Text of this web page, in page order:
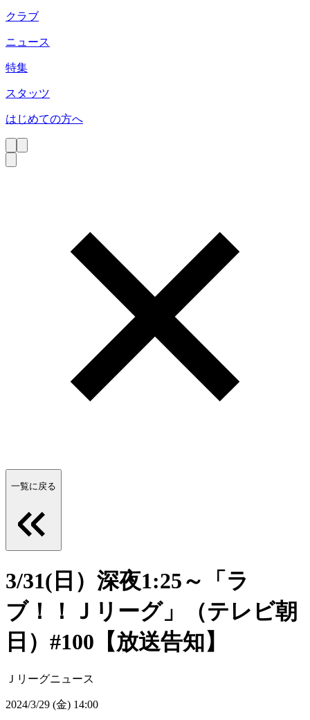
クラブ
ニュース
特集
スタッツ
はじめての方へ
一覧に戻る
3/31(日）深夜1:25～「ラ
ブ！！Ｊリーグ」（テレビ朝
日）#100【放送告知】
Ｊリーグニュース
2024/3/29 (金) 14:00